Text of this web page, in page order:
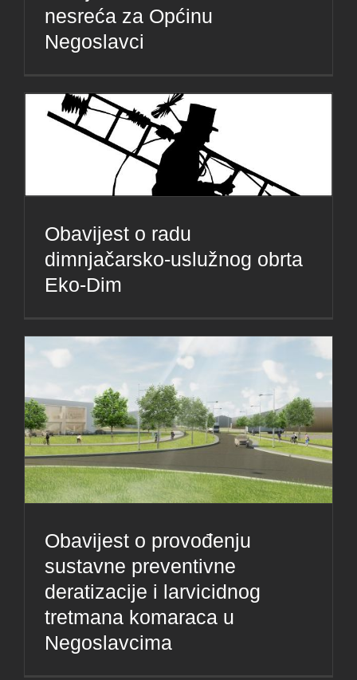
nesreća za Općinu
Negoslavci
Obavijest o radu
dimnjačarsko-uslužnog obrta
Eko-Dim
Obavijest o provođenju
sustavne preventivne
deratizacije i larvicidnog
tretmana komaraca u
Negoslavcima